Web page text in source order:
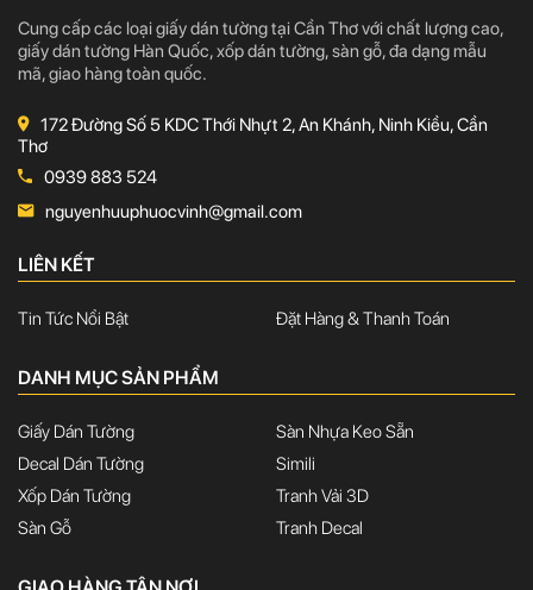
Cung cấp các loại giấy dán tường tại Cần Thơ với chất lượng cao,
giấy dán tường Hàn Quốc, xốp dán tường, sàn gỗ, đa dạng mẫu
mã, giao hàng toàn quốc.
172 Đường Số 5 KDC Thới Nhựt 2, An Khánh, Ninh Kiều, Cần
Thơ
0939 883 524
nguyenhuuphuocvinh@gmail.com
LIÊN KẾT
Tin Tức Nổi Bật Đặt Hàng & Thanh Toán
DANH MỤC SẢN PHẨM
Giấy Dán Tường
Decal Dán Tường
Xốp Dán Tường
Sàn Gỗ
Sàn Nhựa Keo Sẵn
Simili
Tranh Vải 3D
Tranh Decal